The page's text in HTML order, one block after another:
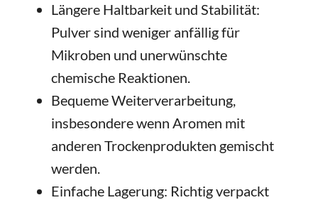
Längere Haltbarkeit und Stabilität:
Pulver sind weniger anfällig für
Mikroben und unerwünschte
chemische Reaktionen.
Bequeme Weiterverarbeitung,
insbesondere wenn Aromen mit
anderen Trockenprodukten gemischt
werden.
Einfache Lagerung: Richtig verpackt